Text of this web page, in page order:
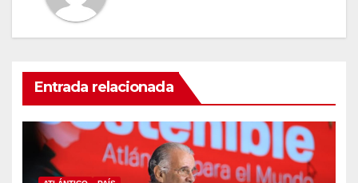
Entrada relacionada